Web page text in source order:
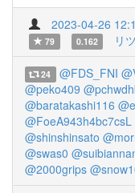
2023-04-26
79
0.162 リ
24 @FDS_FNI
@peko409
@baratakashi116
@FoeA943h4bc7csL
@shinshinsato
@swas0
@2000grips